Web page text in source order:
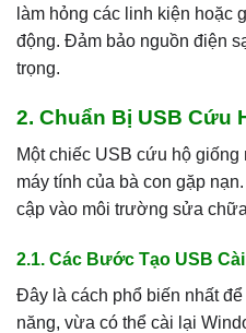
làm hỏng các linh kiện hoặc
động. Đảm bảo nguồn điện
trọng.
2. Chuẩn Bị USB Cứu
Một chiếc USB cứu hộ
máy tính của bà con gặp
cập vào môi trường sửa
2.1. Các Bước Tạo USB
Đây là cách phổ biến nhất
năng, vừa có thể cài lại